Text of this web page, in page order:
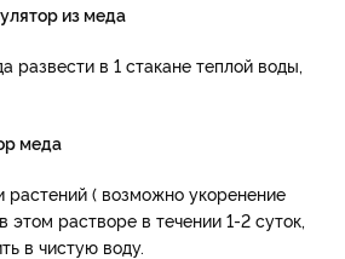
из меда
развести в 1 стакане теплой воды,
меда
растений ( возможно укоренение
этом растворе в течении 1-2 суток,
в чистую воду.